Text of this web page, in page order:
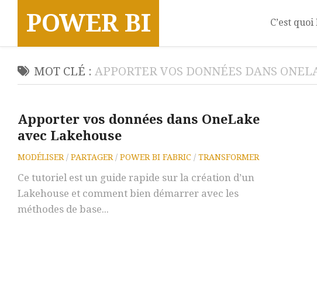
contentPOWER BI C’est
MOT CLÉ : APPORTER VOS DONNÉES DANS
Apporter vos données dans OneLake
avec Lakehouse
MODÉLISER / PARTAGER / POWER BI FABRIC / TRANSFORMER
Ce tutoriel est un guide rapide sur la création d’un
Lakehouse et comment bien démarrer avec les
méthodes de base...